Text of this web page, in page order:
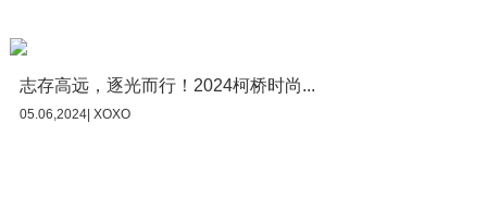
志存高远，逐光而行！2024柯桥时尚...
05.06,2024| XOXO